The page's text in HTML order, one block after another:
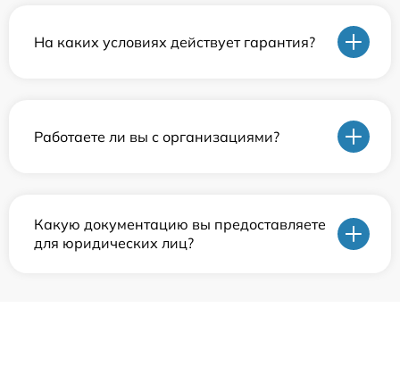
На каких условиях действует гарантия?
Работаете ли вы с организациями?
Какую документацию вы предоставляете
для юридических лиц?